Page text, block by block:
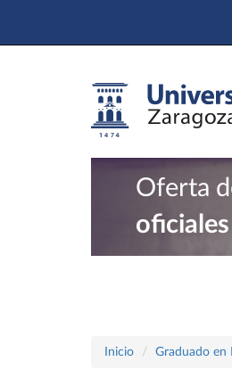
Oferta
oficiales
Inicio Graduado en